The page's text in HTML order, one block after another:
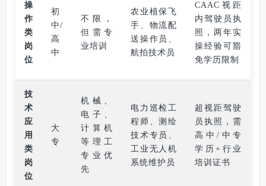
操
作
类
岗
位
初
中/
高
中
不限，
但需专
业培训
农业植保飞
手、物流配
送操作员、
航拍技术员
CAAC视距
内驾驶员执
照，两年实
操经验可豁
免学历限制
技
术
应
用
类
岗
位
大
专
机械、
电子、
计算机
等理工
专业优
先
电力巡检工
程师、测绘
技术专员、
工业无人机
系统维护员
超视距驾驶
员执照，需
高中/中专
学历+行业
培训证书